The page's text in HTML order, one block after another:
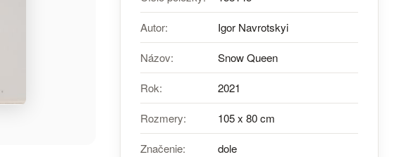
Autor: Igor Navrotskyi
Názov: Snow Queen
Rok: 2021
Rozmery: 105 x 80 cm
Značenie: dole